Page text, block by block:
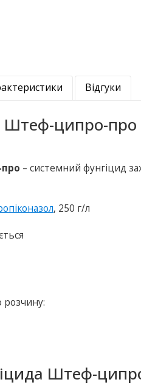
Відгуки
Штеф-ципро-про
– системний фунгіцид
, 250 г/л
Штеф-